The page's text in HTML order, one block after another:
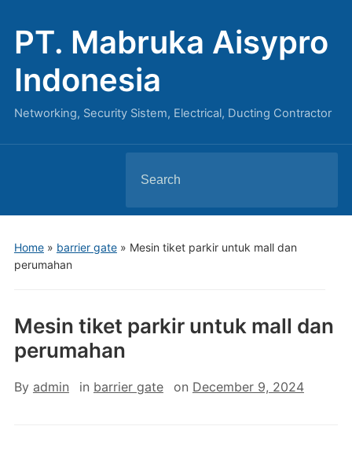
PT. Mabruka Aisypro
Indonesia
Networking, Security Sistem, Electrical, Ducting Contractor
for:
Home» barrier gate» Mesin tiket parkir untuk mall dan
perumahan
Mesin tiket parkir untuk mall dan
perumahan
By admin in barrier gate on December 9, 2024